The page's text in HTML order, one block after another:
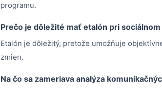
programu.
Prečo je dôležité mať etalón pri
Etalón je dôležitý, pretože umožňuje
zmien.
Na čo sa zameriava analýza